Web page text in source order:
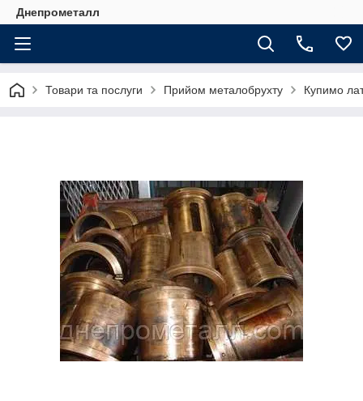
Днепрометалл
Товари та послуги Прийом металобрухту Купимо